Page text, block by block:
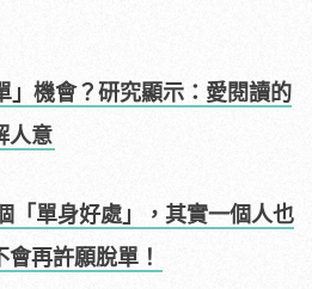
」機會？研究顯示：愛閱讀的
人意
「單身好處」，其實一個人也
再許願脫單！